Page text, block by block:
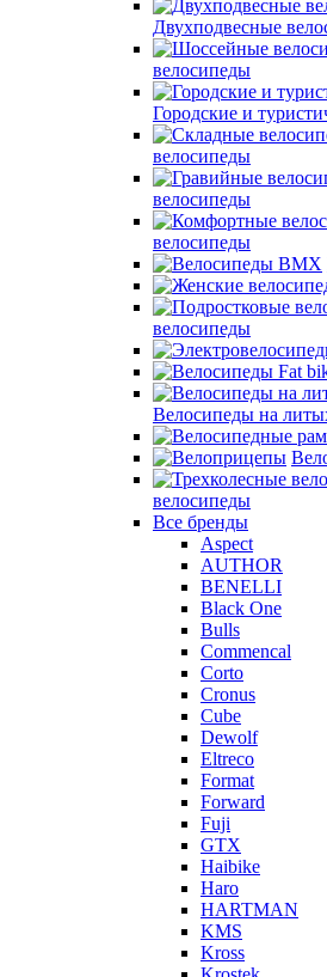
Двухподвесные
велосипеды
Городские и
велосипеды
велосипеды
велосипеды
велосипеды
Велосипеды на
велосипеды
Все бренды
Aspect
AUTHOR
BENELLI
Black One
Bulls
Commencal
Corto
Cronus
Cube
Dewolf
Eltreco
Format
Forward
Fuji
GTX
Haibike
Haro
HARTMAN
KMS
Kross